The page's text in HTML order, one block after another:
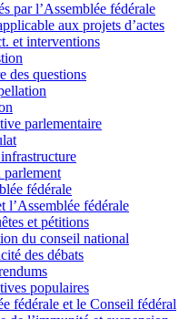
par l’Assemblée fédérale
aux projets d’actes
et interventions
des questions
parlementaire
parlement
fédérale
l’Assemblée fédérale
et pétitions
du conseil national
des débats
populaires
fédérale et le Conseil fédéral